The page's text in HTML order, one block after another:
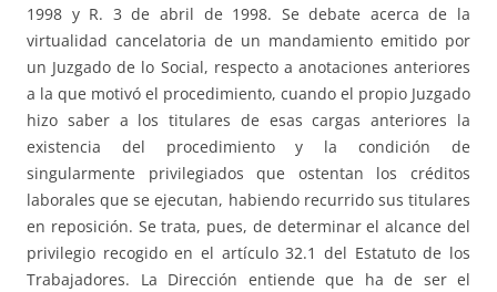
1998 y R. 3 de abril de 1998. Se debate acerca de la
virtualidad cancelatoria de un mandamiento emitido por
un Juzgado de lo Social, respecto a anotaciones anteriores
a la que motivó el procedimiento, cuando el propio Juzgado
hizo saber a los titulares de esas cargas anteriores la
existencia del procedimiento y la condición de
singularmente privilegiados que ostentan los créditos
laborales que se ejecutan, habiendo recurrido sus titulares
en reposición. Se trata, pues, de determinar el alcance del
privilegio recogido en el artículo 32.1 del Estatuto de los
Trabajadores. La Dirección entiende que ha de ser el